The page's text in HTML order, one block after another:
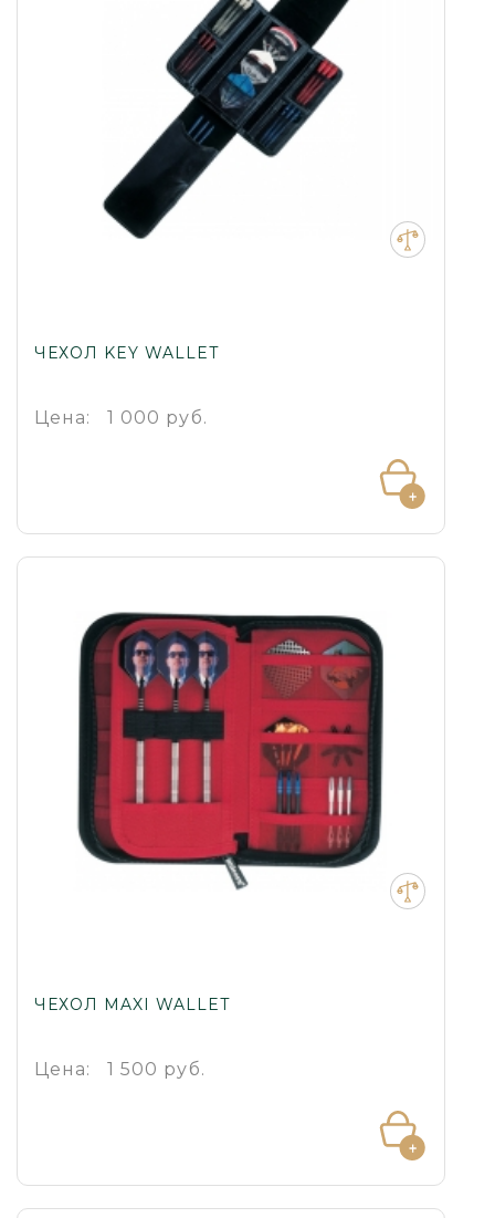
ЧЕХОЛ KEY WALLET
Цена: 1 000 руб.
ЧЕХОЛ MAXI WALLET
Цена: 1 500 руб.